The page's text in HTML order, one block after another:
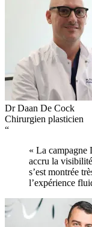
Dr Daan De Cock
Chirurgien plasticien
“
« La campagne
accru la
s’est montrée
l’expérience